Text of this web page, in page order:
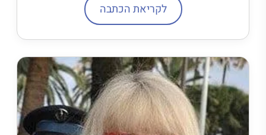
לקריאת הכתבה